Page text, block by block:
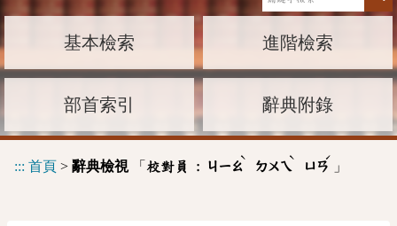
基本檢索 進階檢索
部首索引 辭典附錄
::: 首頁 > 辭典檢視「 校對員 : ㄐㄧㄠ
ˋ
ㄉㄨㄟ
ˋ
ㄩㄢ
ˊ
」